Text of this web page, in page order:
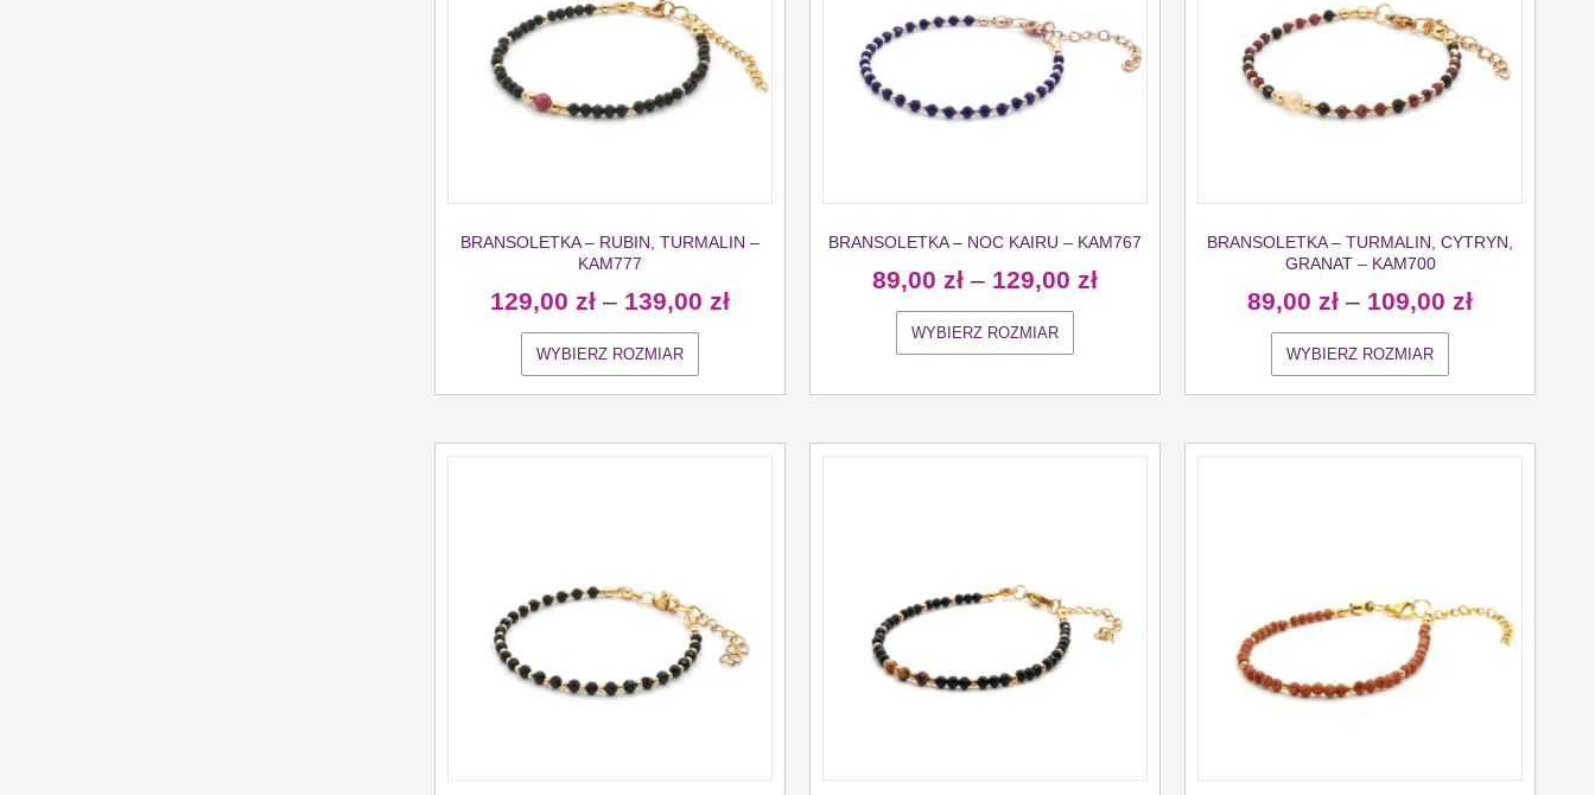
BRANSOLETKA – RUBIN, TURMALIN –
KAM777
129,00 zł – 139,00 zł
WYBIERZ ROZMIAR
BRANSOLETKA – NOC KAIRU – KAM767
89,00 zł – 129,00 zł
WYBIERZ ROZMIAR
BRANSOLETKA – TURMALIN, CYTRYN,
GRANAT – KAM700
89,00 zł – 109,00 zł
WYBIERZ ROZMIAR